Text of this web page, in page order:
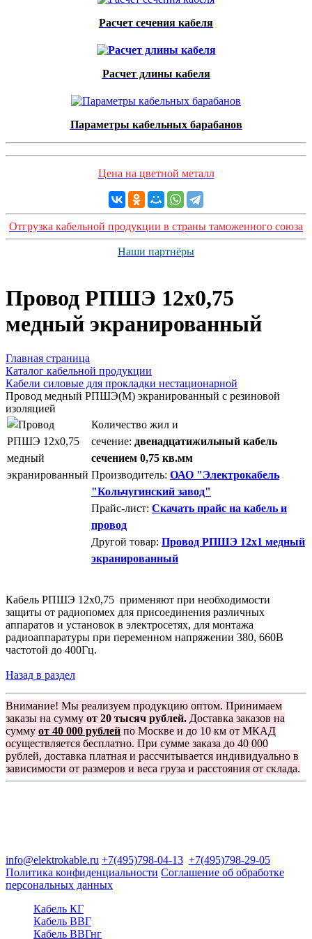
Расчет сечения кабеля
Расчет длины кабеля
Параметры кабельных барабанов
Цена на цветной металл
Отгрузка кабельной продукции в страны таможенного союза
Наши партнёры
Провод РПШЭ 12х0,75
медный экранированный
Главная страница
Каталог кабельной продукции
Кабели силовые для прокладки нестационарной
Провод медный РПШЭ(М) экранированный с резиновой
изоляцией
Количество жил и
сечение: двенадцатижильный кабель
сечением 0,75 кв.мм
Производитель: ОАО "Электрокабель
"Кольчугинский завод"
Прайс-лист: Скачать прайс на кабель и
провод
Другой товар: Провод РПШЭ 12х1 медный
экранированный
Кабель РПШЭ 12х0,75 применяют при необходимости
защиты от радиопомех для присоединения различных
аппаратов и установок в электросетях, для монтажа
радиоаппаратуры при переменном напряжении 380, 660В
частотой до 400Гц.
Назад в раздел
Внимание! Мы реализуем продукцию оптом. Принимаем
заказы на сумму от 20 тысяч рублей. Доставка заказов на
сумму от 40 000 рублей по Москве и до 10 км от МКАД
осуществляется бесплатно. При сумме заказа до 40 000
рублей, доставка платная и рассчитывается индивидуально в
зависимости от размеров и веса груза и расстояния от склада.
info@elektrokable.ru +7(495)798-04-13 +7(495)798-29-05
Политика конфиденциальности Соглашение об обработке
персональных данных
Кабель КГ
Кабель ВВГ
Кабель ВВГнг